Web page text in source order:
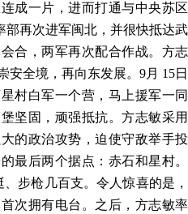
成一片，进而打通与中央苏区
部再次进军闽北，并很快抵达武
合，两军再次配合作战。方志
安全境，再向东发展。9月 15日
村白军一个营，马上援军一同
坚固，顽强抵抗。方志敏采用
的政治攻势，迫使守敌举手投
最后两个据点：赤石和星村。
步枪几百支。令人惊喜的是，
次拥有电台。之后，方志敏率